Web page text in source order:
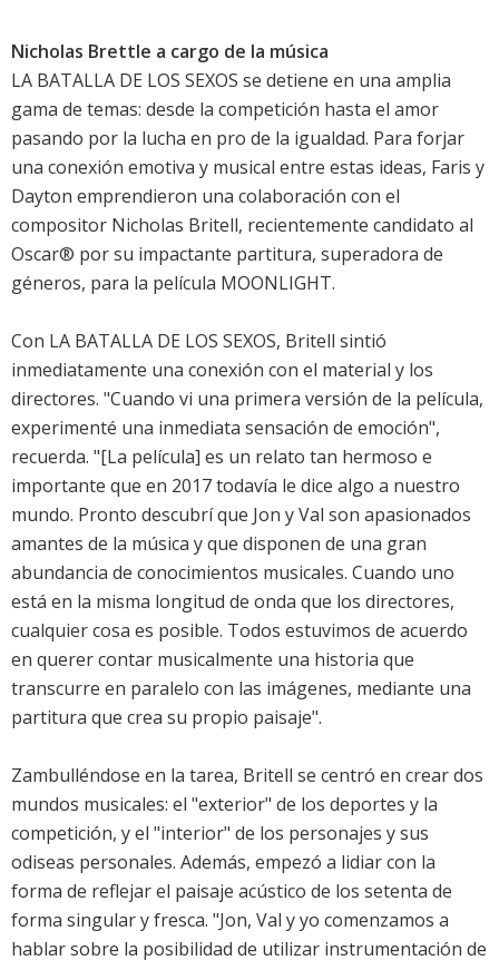
Nicholas Brettle a cargo de la música
LA BATALLA DE LOS SEXOS se detiene en una amplia
gama de temas: desde la competición hasta el amor
pasando por la lucha en pro de la igualdad. Para forjar
una conexión emotiva y musical entre estas ideas, Faris y
Dayton emprendieron una colaboración con el
compositor Nicholas Britell, recientemente candidato al
Oscar® por su impactante partitura, superadora de
géneros, para la película MOONLIGHT.
Con LA BATALLA DE LOS SEXOS, Britell sintió
inmediatamente una conexión con el material y los
directores. "Cuando vi una primera versión de la película,
experimenté una inmediata sensación de emoción",
recuerda. "[La película] es un relato tan hermoso e
importante que en 2017 todavía le dice algo a nuestro
mundo. Pronto descubrí que Jon y Val son apasionados
amantes de la música y que disponen de una gran
abundancia de conocimientos musicales. Cuando uno
está en la misma longitud de onda que los directores,
cualquier cosa es posible. Todos estuvimos de acuerdo
en querer contar musicalmente una historia que
transcurre en paralelo con las imágenes, mediante una
partitura que crea su propio paisaje".
Zambulléndose en la tarea, Britell se centró en crear dos
mundos musicales: el "exterior" de los deportes y la
competición, y el "interior" de los personajes y sus
odiseas personales. Además, empezó a lidiar con la
forma de reflejar el paisaje acústico de los setenta de
forma singular y fresca. "Jon, Val y yo comenzamos a
hablar sobre la posibilidad de utilizar instrumentación de